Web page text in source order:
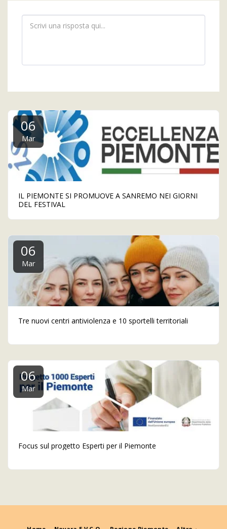
06
Mar
IL PIEMONTE SI PROMUOVE A SANREMO NEI GIORNI
DEL FESTIVAL
06
Mar
Tre nuovi centri antiviolenza e 10 sportelli territoriali
06
Mar
Focus sul progetto Esperti per il Piemonte